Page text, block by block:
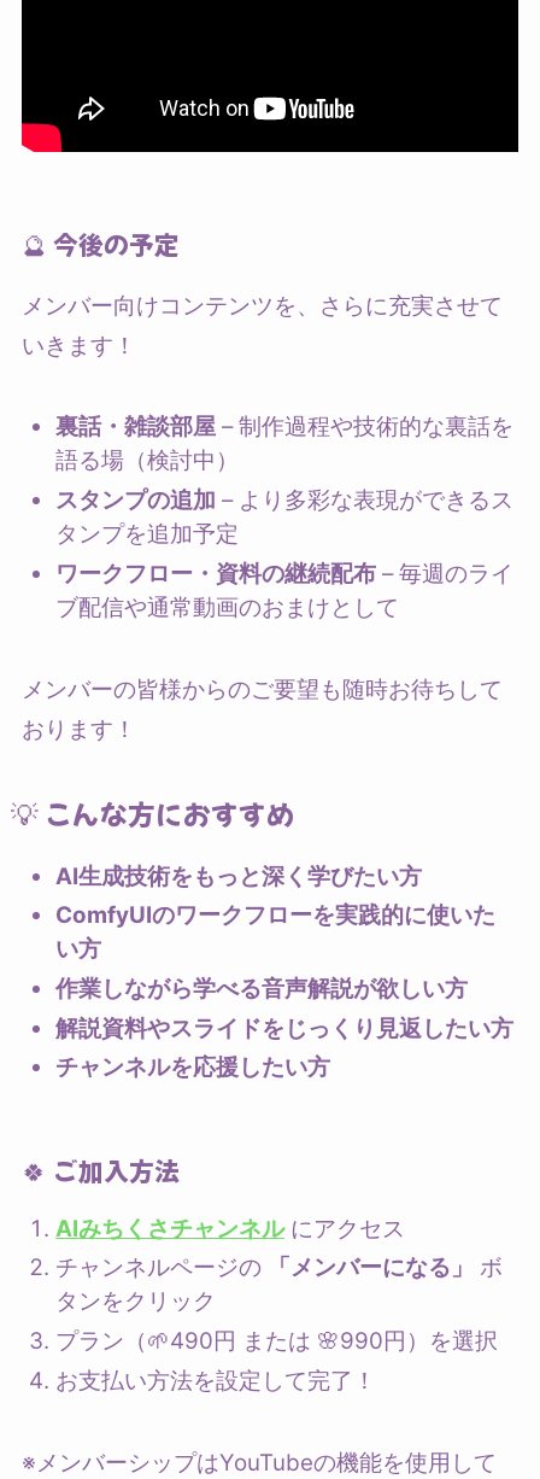
🔮 今後の予定
メンバー向けコンテンツを、さらに充実させて
いきます！
裏話・雑談部屋 – 制作過程や技術的な裏話を
語る場（検討中）
スタンプの追加 – より多彩な表現ができるス
タンプを追加予定
ワークフロー・資料の継続配布 – 毎週のライ
ブ配信や通常動画のおまけとして
メンバーの皆様からのご要望も随時お待ちして
おります！
💡 こんな方におすすめ
AI生成技術をもっと深く学びたい方
ComfyUIのワークフローを実践的に使いた
い方
作業しながら学べる音声解説が欲しい方
解説資料やスライドをじっくり見返したい方
チャンネルを応援したい方
🍀 ご加入方法
AIみちくさチャンネルにアクセス
チャンネルページの
「メンバーになる」
ボ
タンをクリック
プラン（🌱490円 または 🌸990円）を選択
お支払い方法を設定して完了！
※メンバーシップはYouTubeの機能を使用して